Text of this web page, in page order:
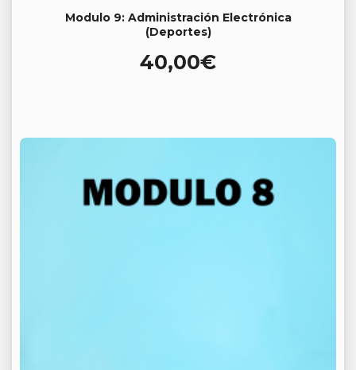
Modulo 9: Administración Electrónica
(Deportes)
40,00€